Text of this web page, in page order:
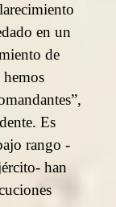
en un
de
hemos
Es
rango -
han